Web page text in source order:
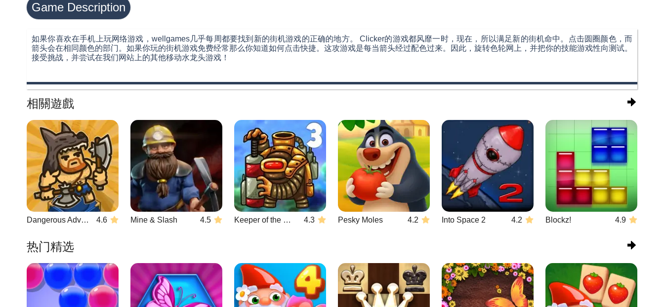
Game Description
如果你喜欢在手机上玩网络游戏，wellgames几乎每周都要找到新的街机游戏的正确的地方。 Clicker的游戏都风靡一时，现在，所以满足新的街机命中。点击圆圈颜色，而
箭头会在相同颜色的部门。如果你玩的街机游戏免费经常那么你知道如何点击快捷。这攻游戏是每当箭头经过配色过来。因此，旋转色轮网上，并把你的技能游戏性向测试。
接受挑战，并尝试在我们网站上的其他移动水龙头游戏！
相關遊戲
Dangerous Adventure 2 4.6 Mine & Slash 4.5 Keeper of the Grove 3 4.3 Pesky Moles 4.2 Into Space 2 4.2 Blockz! 4.9
热门精选